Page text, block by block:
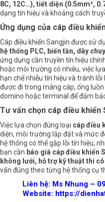
8C, 12C…), tiết diện (0.5mm²,
dạng tín hiệu và khoảng cách
Ứng dụng của cáp điều
Cáp điều khiển Sangjin được sử
hệ thống PLC, biến tần, dây
ứng dụng cần truyền tín hiệu
hoặc môi trường có nhiễu, việc
hạn chế nhiễu tín hiệu và tránh
được đi trong máng cáp, ống
domino hoặc terminal để đảm
Tư vấn chọn cáp điều khiển
Việc lựa chọn đúng loại cáp điều
diện, môi trường lắp đặt và mức
hệ thống có thể gặp lỗi tín hiệu,
bạn cần báo giá cáp điều khiển
không lưới, hỗ trợ kỹ thuật thi
vấn đúng theo từng hệ thống cụ
Liên hệ: Ms Nhung –
Website: https://